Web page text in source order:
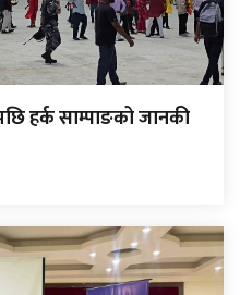
हर्क साम्पाङको जानकी